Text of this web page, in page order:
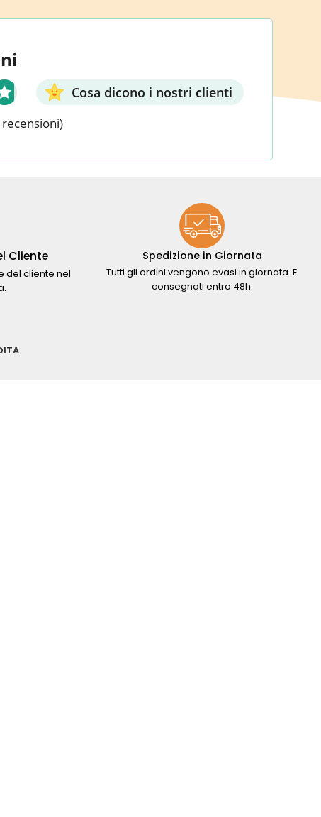
Cosa dicono i nostri clienti
Cliente
del cliente nel
Spedizione in Giornata
Tutti gli ordini vengono evasi in giornata. E
consegnati entro 48h.